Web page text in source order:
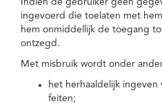
Indien de gebruiker geen
ingevoerd die toelaten met
hem onmiddellijk de toegang
ontzegd.
Met misbruik wordt onder
het herhaaldelijk
feiten;